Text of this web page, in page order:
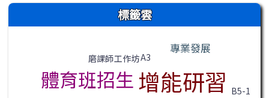
右邊區域內容 標籤雲
專業發展
磨課師工作坊A3
體育班招生 增能研習 B5-1